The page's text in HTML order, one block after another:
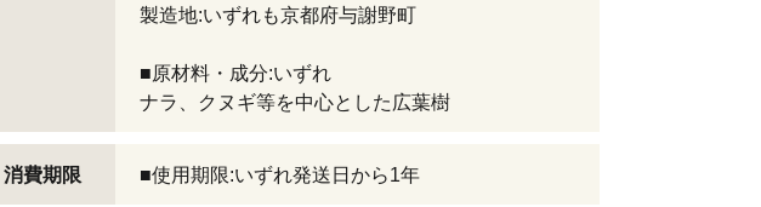
製造地:いずれも京都府与謝野町
■原材料・成分:いずれ
ナラ、クヌギ等を中心とした広葉樹
消費期限 ■使用期限:いずれ発送日から1年